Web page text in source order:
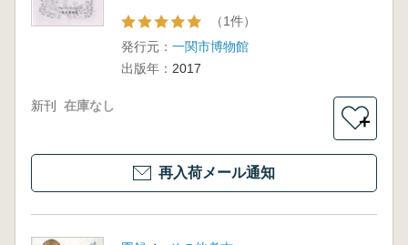
（1件）
発行元： 一関市博物館
出版年： 2017
新刊 在庫なし
＋
再入荷メール通知